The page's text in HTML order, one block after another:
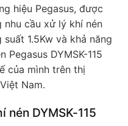
hiệu Pegasus, được
cầu xử lý khí nén
1.5Kw và khả năng
Pegasus DYMSK-115
của mình trên thị
Nam.
nén DYMSK-115